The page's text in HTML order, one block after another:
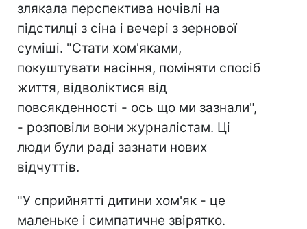
злякала перспектива ночівлі на
підстилці з сіна і вечері з зернової
суміші. "Стати хом'яками,
покуштувати насіння, поміняти спосіб
життя, відволіктися від
повсякденності - ось що ми зазнали",
- розповіли вони журналістам. Ці
люди були раді зазнати нових
відчуттів.
"У сприйнятті дитини хом'як - це
маленьке і симпатичне звірятко.